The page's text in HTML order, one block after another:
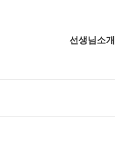
선생님소개